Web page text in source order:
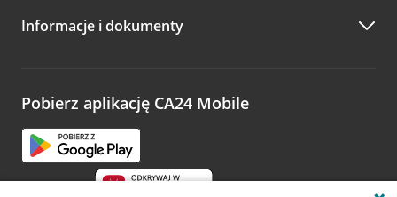
Informacje i dokumenty
Pobierz aplikację CA24 Mobile